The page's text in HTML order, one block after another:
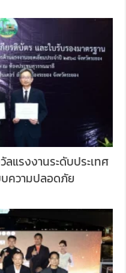
ลแรงงานระดับประเทศ
ความปลอดภัย